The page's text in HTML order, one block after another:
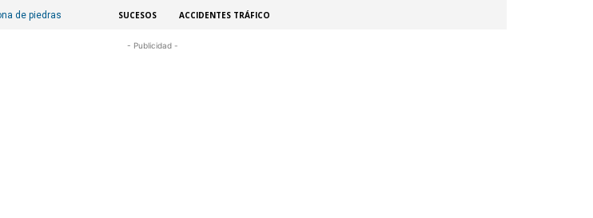
de piedras SUCESOS ACCIDENTES TRÁFICO
- Publicidad -